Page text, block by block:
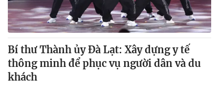
Bí thư Thành ủy Đà Lạt: Xây dựng y tế
thông minh để phục vụ người dân và du
khách